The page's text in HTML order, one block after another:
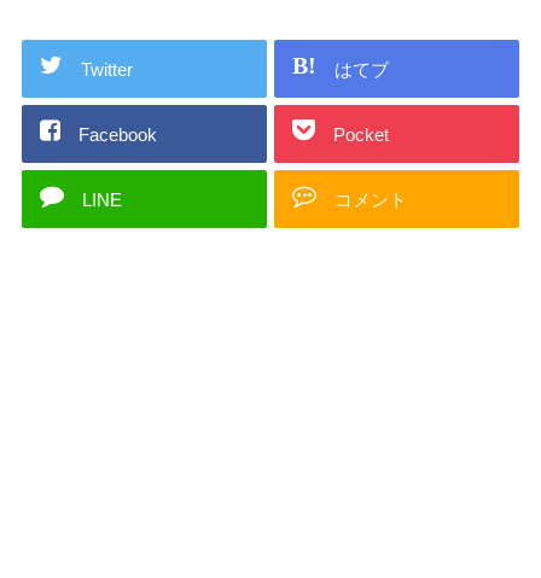
Twitter はてブ
Facebook Pocket
LINE コメント